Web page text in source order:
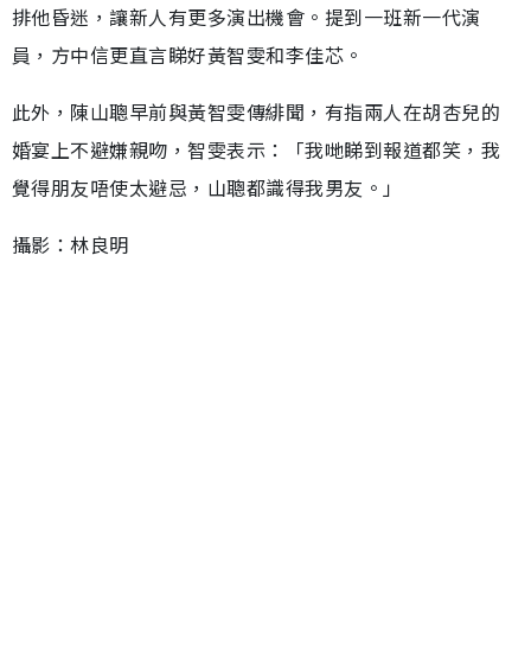
排他昏迷，讓新人有更多演出機會。提到一班新一代演
員，方中信更直言睇好黃智雯和李佳芯。
此外，陳山聰早前與黃智雯傳緋聞，有指兩人在胡杏兒的
婚宴上不避嫌親吻，智雯表示：「我哋睇到報道都笑，我
覺得朋友唔使太避忌，山聰都識得我男友。」
攝影：林良明